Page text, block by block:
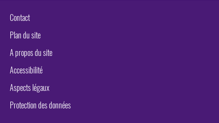
Contact
Plan du site
A propos du site
Accessibilité
Aspects légaux
Protection des données